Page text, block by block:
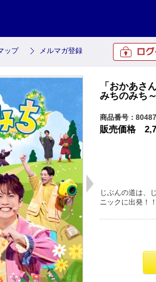
ップ メルマガ登録
「おかあさ
みちのみち
商品番号：
販売価格
じぶんの道は、
ニックに出発！